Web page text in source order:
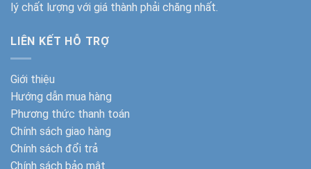
lý chất lượng với giá thành phải chăng nhất.
LIÊN KẾT HỖ TRỢ
Giới thiệu
Hướng dẫn mua hàng
Phương thức thanh toán
Chính sách giao hàng
Chính sách đổi trả
Chính sách bảo mật